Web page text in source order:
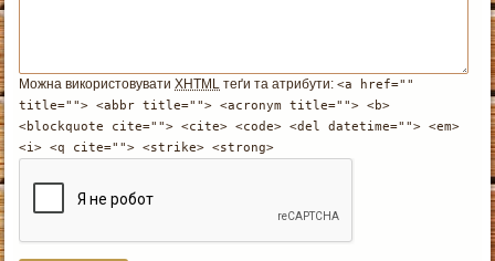
Можна використовуватиXHTML теґи та атрибути:<a href=""
title=""> <abbr title=""> <acronym title=""> <b>
<blockquote cite=""> <cite> <code> <del datetime=""> <em>
<i> <q cite=""> <strike> <strong>